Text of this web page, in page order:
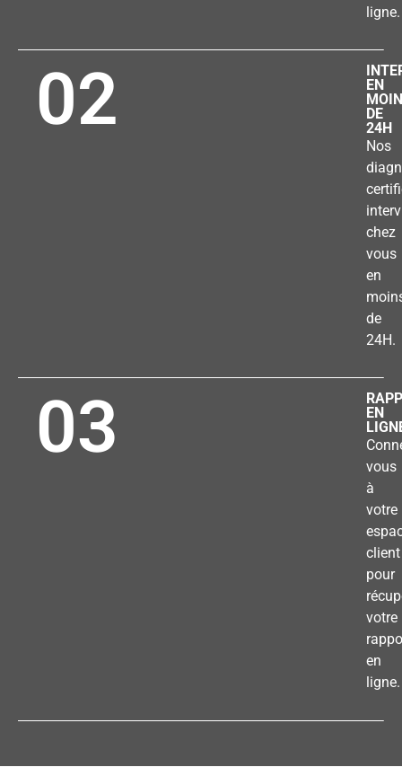
ligne.
02
EN
DE
24H
Nos
chez
vous
en
de
24H.
03
EN
vous
à
votre
client
pour
votre
en
ligne.